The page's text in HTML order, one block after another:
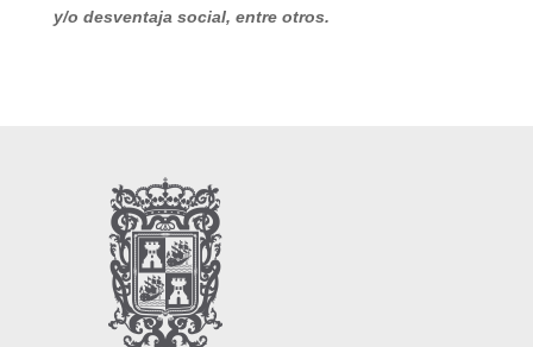
y/o desventaja social, entre otros.